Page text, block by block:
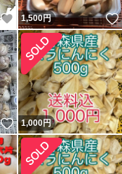
いいね！
1,500円
いいね！
1,000円